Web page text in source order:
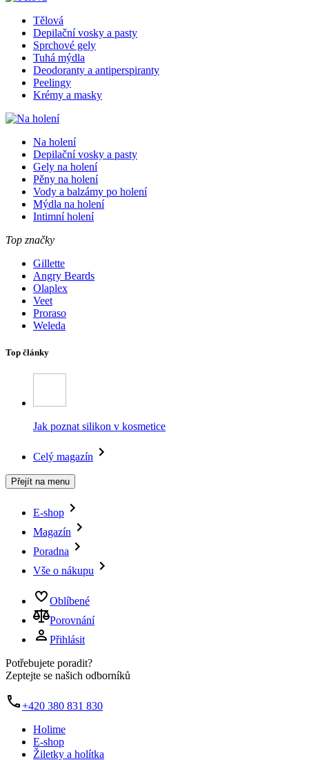
Tělová
Depilační vosky a pasty
Sprchové gely
Tuhá mýdla
Deodoranty a antiperspiranty
Peelingy
Krémy a masky
Na holení
Depilační vosky a pasty
Gely na holení
Pěny na holení
Vody a balzámy po holení
Mýdla na holení
Intimní holení
Top značky
Gillette
Angry Beards
Olaplex
Veet
Proraso
Weleda
Top články
Jak poznat silikon v kosmetice
Celý magazín
Přejít na menu
E-shop
Magazín
Poradna
Vše o nákupu
Oblíbené
Porovnání
Přihlásit
Potřebujete poradit?
Zeptejte se našich odborníků
+420 380 831 830
Holime
E-shop
Žiletky a holítka